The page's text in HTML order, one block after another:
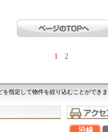
1 2
指定して物件を絞り込むことができ